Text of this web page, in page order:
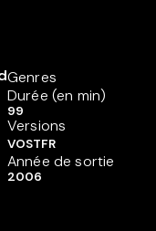
Genres
Durée (en min)
99
Versions
VOSTFR
Année de sortie
2006